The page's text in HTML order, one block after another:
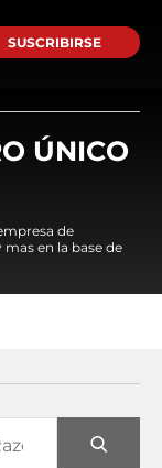
SUSCRIBIRSE
ÚNICO
de
en la base de